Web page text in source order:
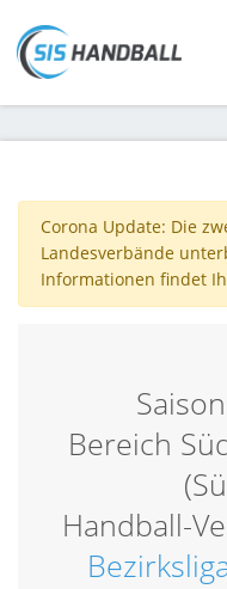
Corona Update: Die
Landesverbände
Informationen findet
Bereich
Handball-